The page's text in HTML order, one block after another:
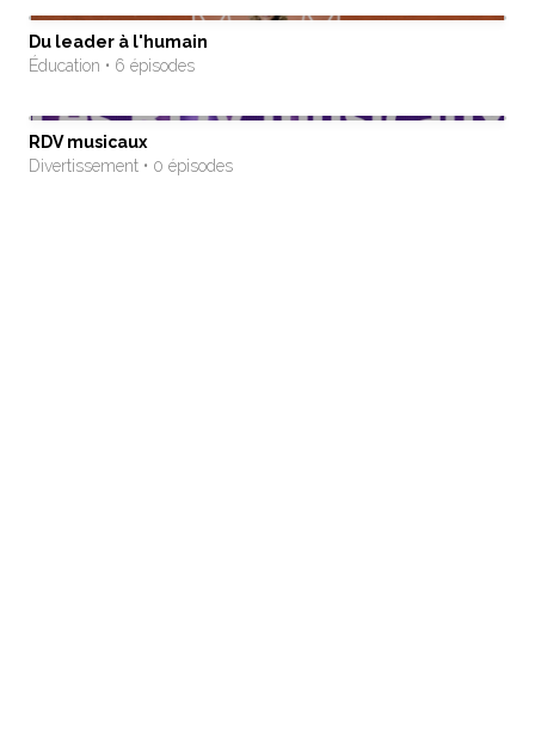
Du leader à l'humain
Éducation • 6 épisodes
RDV musicaux
Divertissement • 0 épisodes